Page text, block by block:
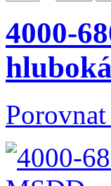
4000-